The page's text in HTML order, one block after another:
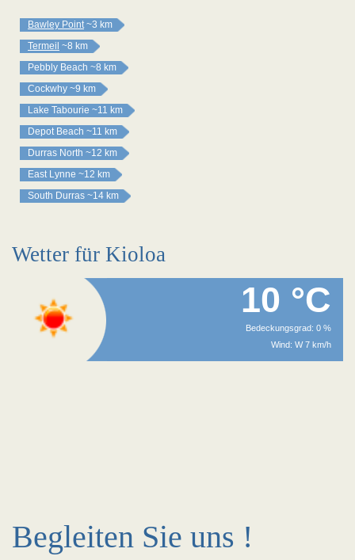
Bawley Point ~3 km
Termeil ~8 km
Pebbly Beach ~8 km
Cockwhy ~9 km
Lake Tabourie ~11 km
Depot Beach ~11 km
Durras North ~12 km
East Lynne ~12 km
South Durras ~14 km
Wetter für Kioloa
10 °C
Bedeckungsgrad: 0 %
Wind: W 7 km/h
Begleiten Sie uns !